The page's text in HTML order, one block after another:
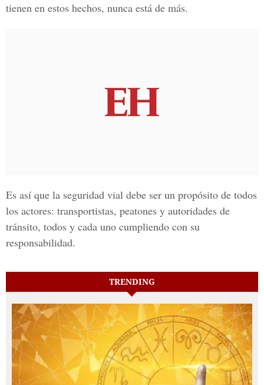
tienen en estos hechos, nunca está de más.
Es así que la seguridad vial debe ser un propósito de todos
los actores: transportistas, peatones y autoridades de
tránsito, todos y cada uno cumpliendo con su
responsabilidad.
TRENDING